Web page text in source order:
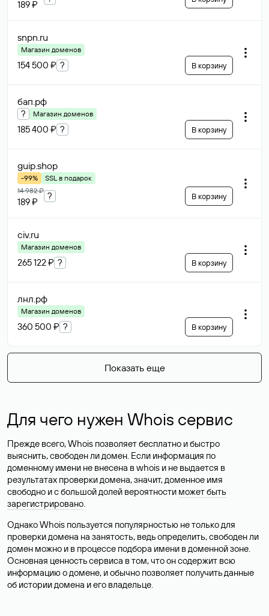
189 ₽
snpn.ru
Магазин доменов
154 500 ₽ ? В корзину
бап.рф
? Магазин доменов
185 400 ₽ ? В корзину
guip.shop
-99%
SSL в подарок
14 982 ₽
189 ₽
? В корзину
civ.ru
Магазин доменов
265 122 ₽ ? В корзину
лнл.рф
Магазин доменов
360 500 ₽ ? В корзину
Показать еще
Для чего нужен Whois сервис
Прежде всего, Whois позволяет бесплатно и быстро
выяснить, свободен ли домен. Если информация по
доменному имени не внесена в whois и не выдается в
результатах проверки домена, значит, доменное имя
свободно и с большой долей вероятности может быть
зарегистрировано.
Однако Whois пользуется популярностью не только для
проверки домена на занятость, ведь определить, свободен ли
домен можно и в процессе подбора имени в доменной зоне.
Основная ценность сервиса в том, что он содержит всю
информацию о домене, и обычно позволяет получить данные
об истории домена и его владельце.